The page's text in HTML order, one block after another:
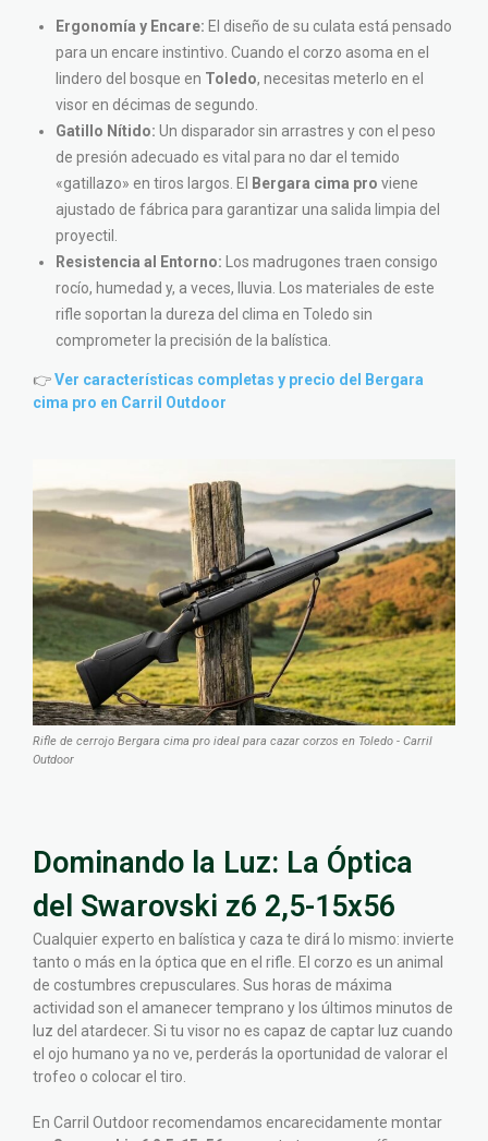
Ergonomía y Encare: El diseño de su culata está pensado
para un encare instintivo. Cuando el corzo asoma en el
lindero del bosque en Toledo, necesitas meterlo en el
visor en décimas de segundo.
Gatillo Nítido: Un disparador sin arrastres y con el peso
de presión adecuado es vital para no dar el temido
«gatillazo» en tiros largos. El
Bergara cima pro viene
ajustado de fábrica para garantizar una salida limpia del
proyectil.
Resistencia al Entorno: Los madrugones traen consigo
rocío, humedad y, a veces, lluvia. Los materiales de este
rifle soportan la dureza del clima en Toledo sin
comprometer la precisión de la balística.
👉Ver características completas y precio del Bergara
cima pro en Carril Outdoor
Rifle de cerrojo Bergara cima pro ideal para cazar corzos en Toledo - Carril
Outdoor
Dominando la Luz: La Óptica
del Swarovski z6 2,5-15x56
Cualquier experto en balística y caza te dirá lo mismo: invierte
tanto o más en la óptica que en el rifle. El corzo es un animal
de costumbres crepusculares. Sus horas de máxima
actividad son el amanecer temprano y los últimos minutos de
luz del atardecer. Si tu visor no es capaz de captar luz cuando
el ojo humano ya no ve, perderás la oportunidad de valorar el
trofeo o colocar el tiro.
En Carril Outdoor recomendamos encarecidamente montar